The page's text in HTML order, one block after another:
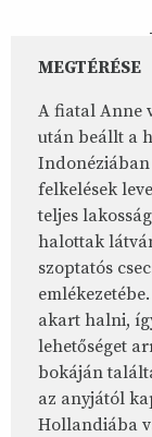
MEGTÉRÉSE
A fiatal Anne
után beállt a
felkelések
teljes
halottak
szoptatós
akart halni,
lehetőséget
bokáján
az anyjától
Hollandiába